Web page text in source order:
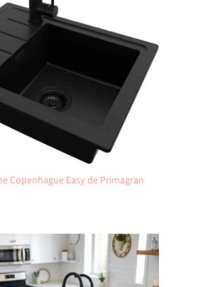
Copenhague Easy de Primagran